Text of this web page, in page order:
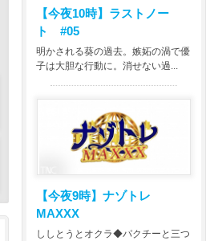
【今夜10時】 ラストノー
ト #05
明かされる葵の過去。嫉妬の渦で優
子は大胆な行動に。消せない過...
【今夜9時】 ナゾトレ
MAXXX
ししとうとオクラ◆パクチーと三つ